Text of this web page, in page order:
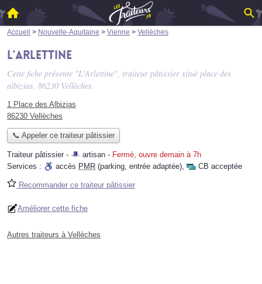
Accueil > Nouvelle-Aquitaine > Vienne > Vellèches
L'Arlettine
Cette fiche présente "L'Arlettine", traiteur pâtissier situé place des
albizias, 86230 Vellèches.
1 Place des Albizias
86230 Vellèches
📞 Appeler ce traiteur pâtissier
Traiteur pâtissier - artisan - Fermé, ouvre demain à 7h
Services :
accès PMR (parking, entrée adaptée), CB acceptée
Recommander ce traiteur pâtissier
Améliorer cette fiche
Autres traiteurs à Vellèches